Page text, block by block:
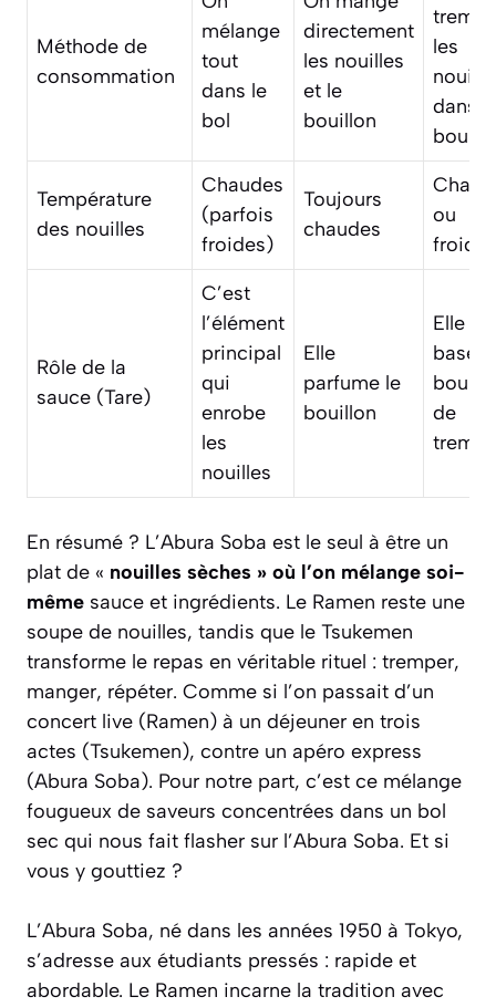
Méthode de
consommation
mélange
tout
dans le
bol
directement
les nouilles
et le
bouillon
les
dans
Température
des nouilles
Chaudes
(parfois
froides)
Toujours
chaudes
ou
froides
Rôle de la
sauce (Tare)
C’est
l’élément
principal
qui
enrobe
les
nouilles
Elle
parfume le
bouillon
Elle
base
de
En résumé ? L’Abura Soba est le seul à être un
plat de « nouilles sèches » où l’on mélange soi-
même sauce et ingrédients. Le Ramen reste une
soupe de nouilles, tandis que le Tsukemen
transforme le repas en véritable rituel : tremper,
manger, répéter. Comme si l’on passait d’un
concert live (Ramen) à un déjeuner en trois
actes (Tsukemen), contre un apéro express
(Abura Soba). Pour notre part, c’est ce mélange
fougueux de saveurs concentrées dans un bol
sec qui nous fait flasher sur l’Abura Soba. Et si
vous y gouttiez ?
L’Abura Soba, né dans les années 1950 à Tokyo,
s’adresse aux étudiants pressés : rapide et
abordable. Le Ramen incarne la tradition avec